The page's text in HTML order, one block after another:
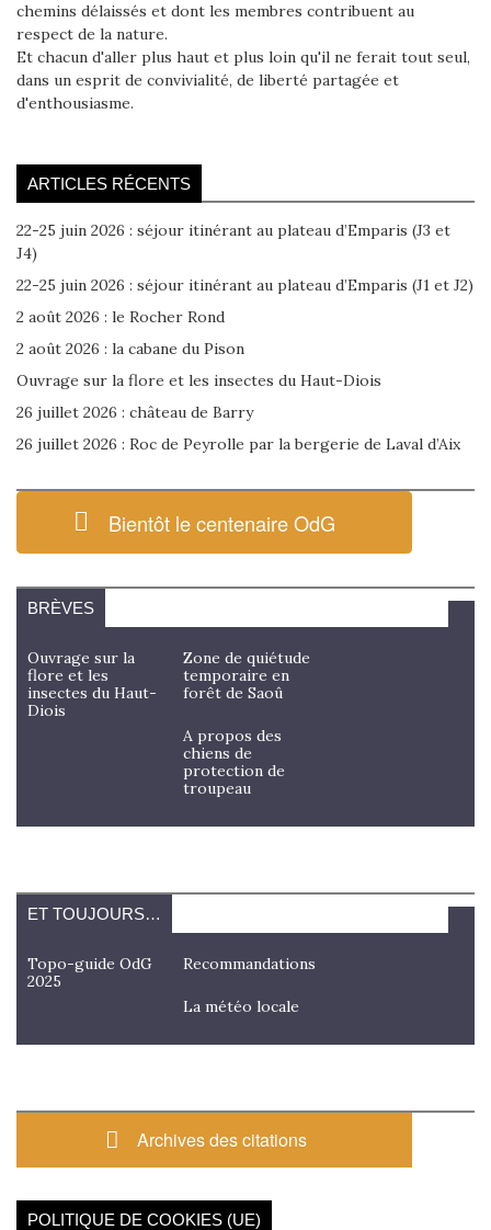
chemins délaissés et dont les membres contribuent au
respect de la nature.
Et chacun d'aller plus haut et plus loin qu'il ne ferait tout seul,
dans un esprit de convivialité, de liberté partagée et
d'enthousiasme.
ARTICLES RÉCENTS
22-25 juin 2026 : séjour itinérant au plateau d’Emparis (J3 et
J4)
22-25 juin 2026 : séjour itinérant au plateau d’Emparis (J1 et J2)
2 août 2026 : le Rocher Rond
2 août 2026 : la cabane du Pison
Ouvrage sur la flore et les insectes du Haut-Diois
26 juillet 2026 : château de Barry
26 juillet 2026 : Roc de Peyrolle par la bergerie de Laval d’Aix
Bientôt le centenaire OdG
BRÈVES
Ouvrage sur la
flore et les
insectes du Haut-
Diois
Zone de quiétude
temporaire en
forêt de Saoû
A propos des
chiens de
protection de
troupeau
ET TOUJOURS…
Topo-guide OdG
2025
Recommandations
La météo locale
Archives des citations
POLITIQUE DE COOKIES (UE)